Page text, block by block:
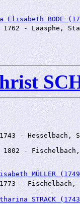
Elisabeth BODE
1762 - Laasphe,
- Hesselbach,
-
MÜLLER
-
STRACK